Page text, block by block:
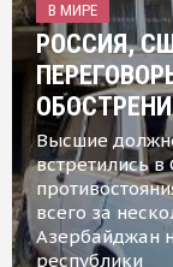
В МИРЕ
РОССИЯ,
Высшие
встретились
всего за
Азербайджан
республики